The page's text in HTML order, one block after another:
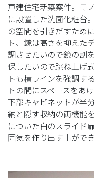
戸建住宅新築案件。モ
に設置した洗面化粧台
の空間を引きだすため
ト、鏡は高さを抑えた
調させたいので鏡の割
保したいので跳ね上げ
トも横ラインを強調す
トの間にスペースをあ
下部キャビネットが半
納と隠す収納の両機能
についた白のスライド
囲気を作り出す事ができ